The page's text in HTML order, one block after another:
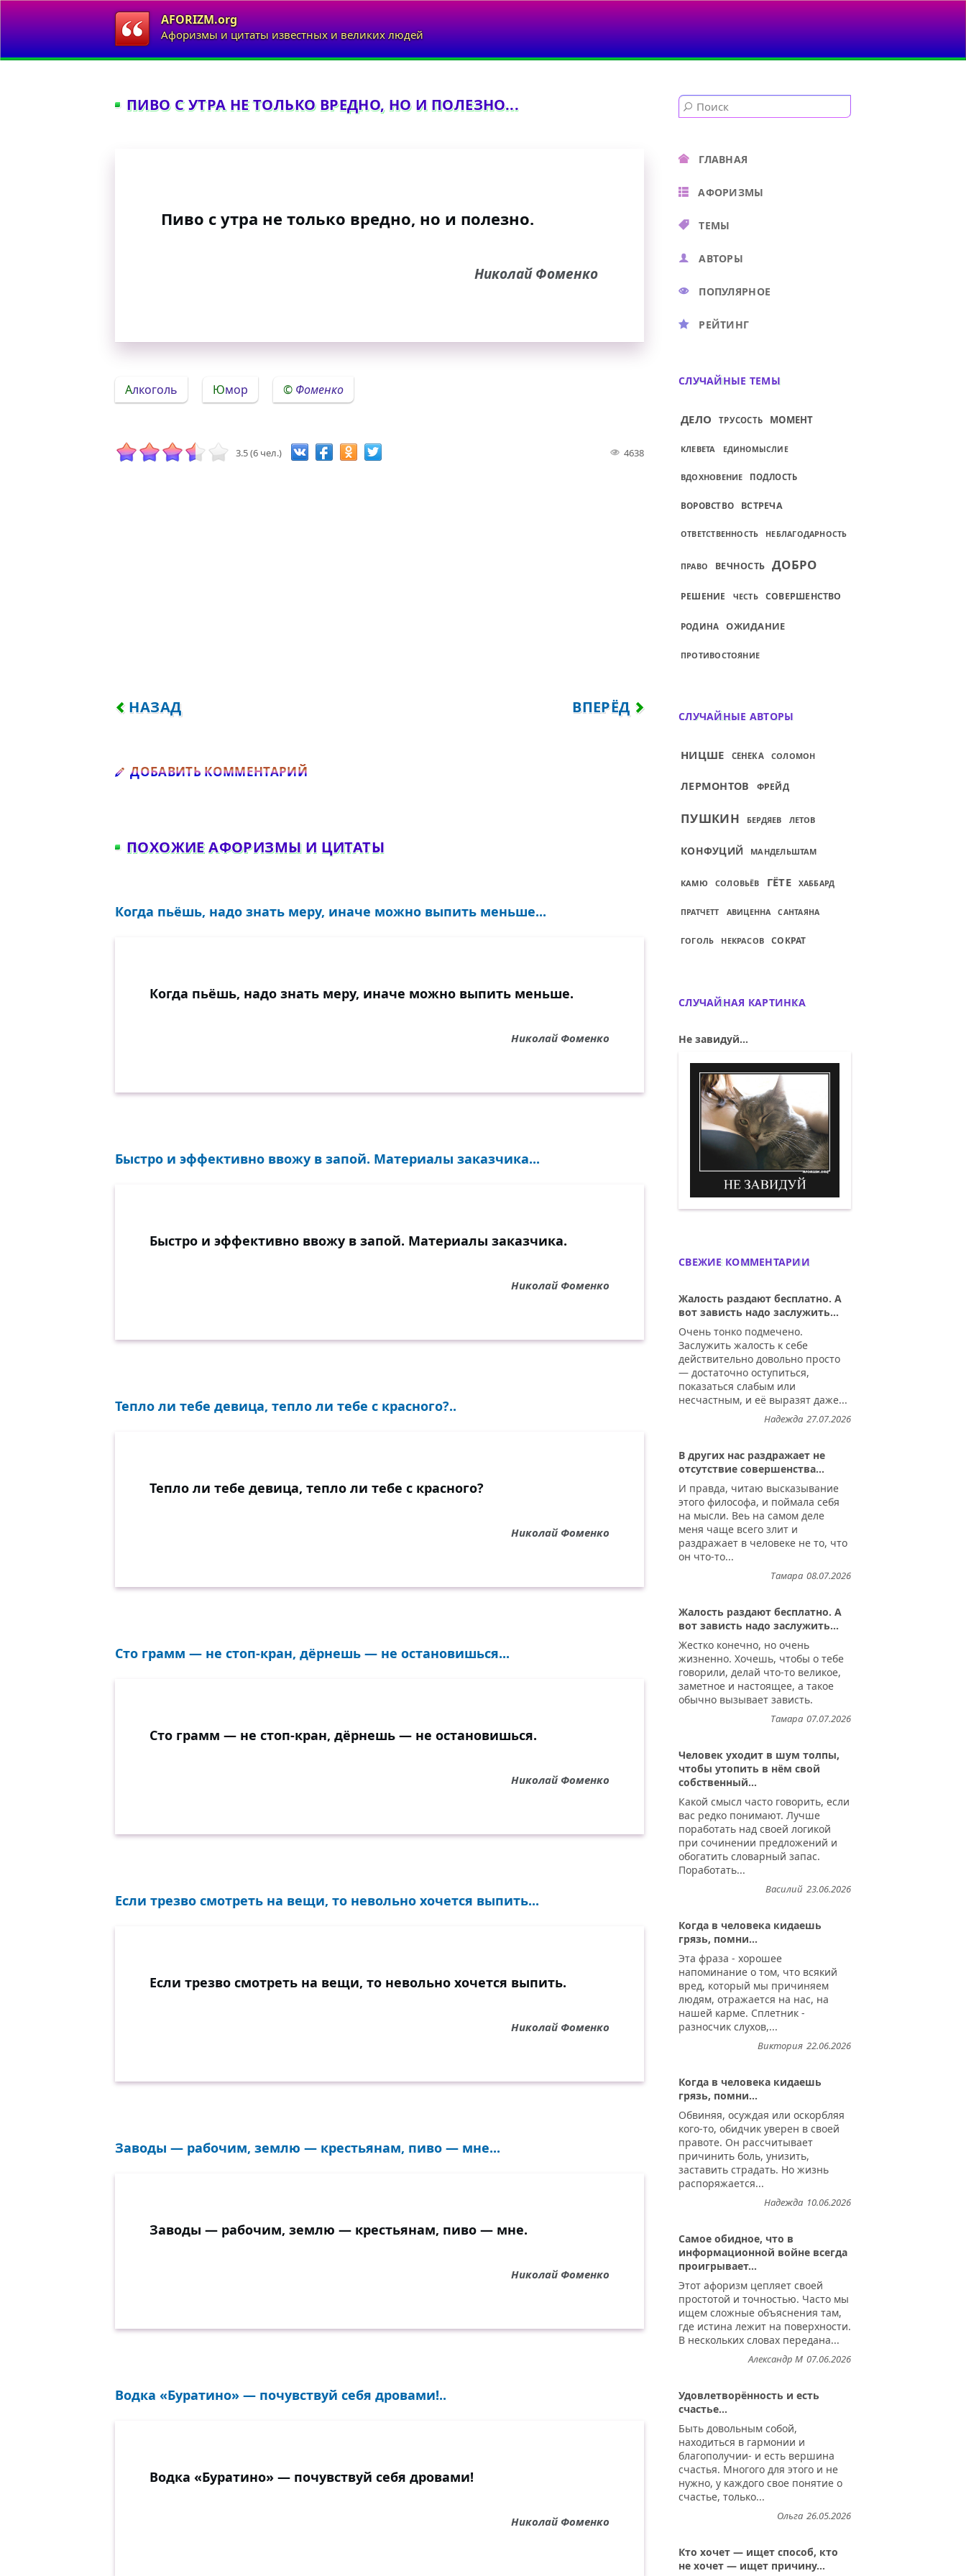
AFORIZM.org
Афоризмы и цитаты известных и великих людей
ПИВО С УТРА НЕ ТОЛЬКО ВРЕДНО, НО И ПОЛЕЗНО...
Пиво с утра не только вредно, но и полезно.
Николай Фоменко
Алкоголь Юмор Фоменко
3.5 (6 чел.) 4638
ПРЕДЫДУЩИЙ: ПОЧЁМ ВЫ, ДЕВОЧКИ, КРАСИВЫХ ЛЮБИТЕ?..
НАЗАД СЛЕДУЮЩИЙ: ПЕТЯ ИДЁТ НА МИТИНГ, А МИТЯ
ВПЕРЁД
ДОБАВИТЬ КОММЕНТАРИЙ
ПОХОЖИЕ АФОРИЗМЫ И ЦИТАТЫ
Когда пьёшь, надо знать меру, иначе можно выпить меньше...
Когда пьёшь, надо знать меру, иначе можно выпить меньше.
Николай Фоменко
Быстро и эффективно ввожу в запой. Материалы заказчика...
Быстро и эффективно ввожу в запой. Материалы заказчика.
Николай Фоменко
Тепло ли тебе девица, тепло ли тебе с красного?..
Тепло ли тебе девица, тепло ли тебе с красного?
Николай Фоменко
Сто грамм — не стоп-кран, дёрнешь — не остановишься...
Сто грамм — не стоп-кран, дёрнешь — не остановишься.
Николай Фоменко
Если трезво смотреть на вещи, то невольно хочется выпить...
Если трезво смотреть на вещи, то невольно хочется выпить.
Николай Фоменко
Заводы — рабочим, землю — крестьянам, пиво — мне...
Заводы — рабочим, землю — крестьянам, пиво — мне.
Николай Фоменко
Водка «Буратино» — почувствуй себя дровами!..
Водка «Буратино» — почувствуй себя дровами!
Николай Фоменко
ГЛАВНАЯ
АФОРИЗМЫ
ТЕМЫ
АВТОРЫ
ПОПУЛЯРНОЕ
РЕЙТИНГ
СЛУЧАЙНЫЕ ТЕМЫ
ДЕЛО ТРУСОСТЬ МОМЕНТ
КЛЕВЕТА ЕДИНОМЫСЛИЕ
ВДОХНОВЕНИЕ ПОДЛОСТЬ
ВОРОВСТВО ВСТРЕЧА
ОТВЕТСТВЕННОСТЬ НЕБЛАГОДАРНОСТЬ
ПРАВО ВЕЧНОСТЬ ДОБРО
РЕШЕНИЕ ЧЕСТЬ СОВЕРШЕНСТВО
РОДИНА ОЖИДАНИЕ
ПРОТИВОСТОЯНИЕ
СЛУЧАЙНЫЕ АВТОРЫ
НИЦШЕ СЕНЕКА СОЛОМОН
ЛЕРМОНТОВ ФРЕЙД
ПУШКИН БЕРДЯЕВ ЛЕТОВ
КОНФУЦИЙ МАНДЕЛЬШТАМ
КАМЮ СОЛОВЬЁВ ГЁТЕ ХАББАРД
ПРАТЧЕТТ АВИЦЕННА САНТАЯНА
ГОГОЛЬ НЕКРАСОВ СОКРАТ
СЛУЧАЙНАЯ КАРТИНКА
Не завидуй...
Не завидуй. Демотиватор
СВЕЖИЕ КОММЕНТАРИИ
Жалость раздают бесплатно. А
вот зависть надо заслужить...
Очень тонко подмечено.
Заслужить жалость к себе
действительно довольно просто
— достаточно оступиться,
показаться слабым или
несчастным, и её выразят даже...
27.07.2026
Надежда
В других нас раздражает не
отсутствие совершенства...
И правда, читаю высказывание
этого философа, и поймала себя
на мысли. Веь на самом деле
меня чаще всего злит и
раздражает в человеке не то, что
он что-то...
08.07.2026
Тамара
Жалость раздают бесплатно. А
вот зависть надо заслужить...
Жестко конечно, но очень
жизненно. Хочешь, чтобы о тебе
говорили, делай что-то великое,
заметное и настоящее, а такое
обычно вызывает зависть.
07.07.2026
Тамара
Человек уходит в шум толпы,
чтобы утопить в нём свой
собственный...
Какой смысл часто говорить, если
вас редко понимают. Лучше
поработать над своей логикой
при сочинении предложений и
обогатить словарный запас.
Поработать...
23.06.2026
Василий
Когда в человека кидаешь
грязь, помни...
Эта фраза - хорошее
напоминание о том, что всякий
вред, который мы причиняем
людям, отражается на нас, на
нашей карме. Сплетник -
разносчик слухов,...
22.06.2026
Виктория
Когда в человека кидаешь
грязь, помни...
Обвиняя, осуждая или оскорбляя
кого-то, обидчик уверен в своей
правоте. Он рассчитывает
причинить боль, унизить,
заставить страдать. Но жизнь
распоряжается...
10.06.2026
Надежда
Самое обидное, что в
информационной войне всегда
проигрывает...
Этот афоризм цепляет своей
простотой и точностью. Часто мы
ищем сложные объяснения там,
где истина лежит на поверхности.
В нескольких словах передана...
07.06.2026
Александр М
Удовлетворённость и есть
счастье...
Быть довольным собой,
находиться в гармонии и
благополучии- и есть вершина
счастья. Многого для этого и не
нужно, у каждого свое понятие о
счастье, только...
26.05.2026
Ольга
Кто хочет — ищет способ, кто
не хочет — ищет причину...